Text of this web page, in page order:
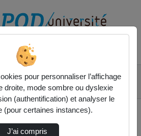
pédagogiques
- Pourquoi et comment don…
pour personnaliser l’affichage
droite, mode sombre ou dyslexie
(authentification) et analyser le
(pour certaines instances).
J’ai compris